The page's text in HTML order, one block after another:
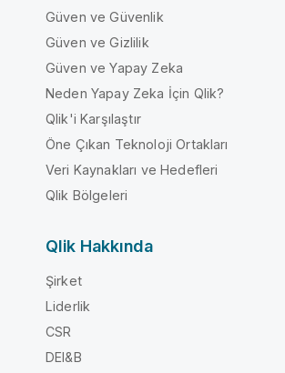
Güven ve Güvenlik
Güven ve Gizlilik
Güven ve Yapay Zeka
Neden Yapay Zeka İçin Qlik?
Qlik'i Karşılaştır
Öne Çıkan Teknoloji Ortakları
Veri Kaynakları ve Hedefleri
Qlik Bölgeleri
Qlik Hakkında
Şirket
Liderlik
CSR
DEI&B